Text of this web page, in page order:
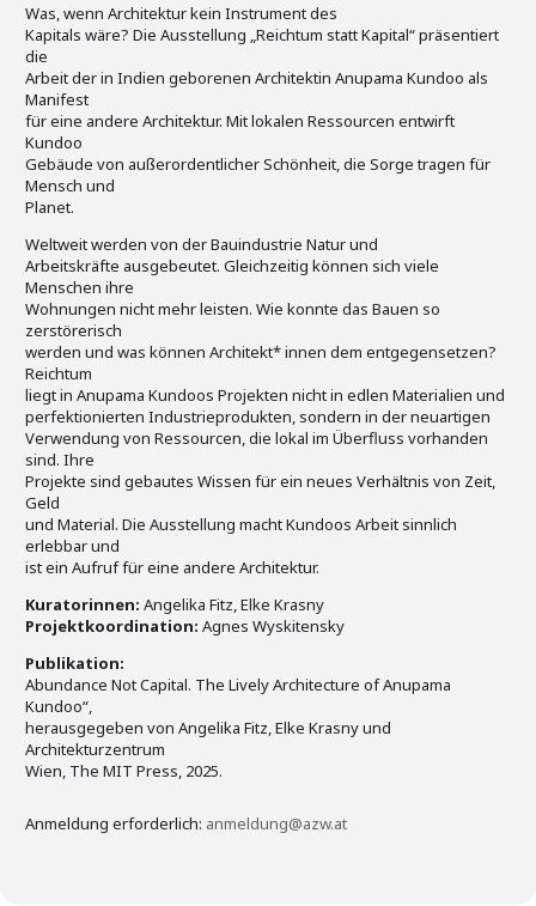
Was, wenn Architektur kein Instrument des
Kapitals wäre? Die Ausstellung „Reichtum statt Kapital“ präsentiert
die
Arbeit der in Indien geborenen Architektin Anupama Kundoo als
Manifest
für eine andere Architektur. Mit lokalen Ressourcen entwirft
Kundoo
Gebäude von außerordentlicher Schönheit, die Sorge tragen für
Mensch und
Planet.
Weltweit werden von der Bauindustrie Natur und
Arbeitskräfte ausgebeutet. Gleichzeitig können sich viele
Menschen ihre
Wohnungen nicht mehr leisten. Wie konnte das Bauen so
zerstörerisch
werden und was können Architekt* innen dem entgegensetzen?
Reichtum
liegt in Anupama Kundoos Projekten nicht in edlen Materialien und
perfektionierten Industrieprodukten, sondern in der neuartigen
Verwendung von Ressourcen, die lokal im Überfluss vorhanden
sind. Ihre
Projekte sind gebautes Wissen für ein neues Verhältnis von Zeit,
Geld
und Material. Die Ausstellung macht Kundoos Arbeit sinnlich
erlebbar und
ist ein Aufruf für eine andere Architektur.
Kuratorinnen: Angelika Fitz, Elke Krasny
Projektkoordination: Agnes Wyskitensky
Publikation:
Abundance Not Capital. The Lively Architecture of Anupama
Kundoo“,
herausgegeben von Angelika Fitz, Elke Krasny und
Architekturzentrum
Wien, The MIT Press, 2025.
Anmeldung erforderlich: anmeldung@azw.at